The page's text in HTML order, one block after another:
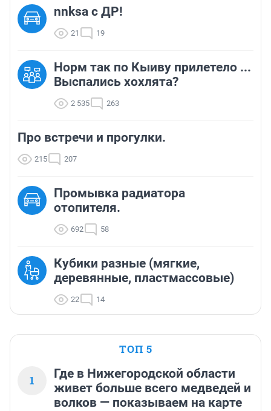
nnksa с ДР!
21 19
Норм так по Кыиву прилетело ...
Выспались хохлята?
2 535 263
Про встречи и прогулки.
215 207
Промывка радиатора
отопителя.
692 58
Кубики разные (мягкие,
деревянные, пластмассовые)
22 14
ТОП 5
1
Где в Нижегородской области
живет больше всего медведей и
волков — показываем на карте